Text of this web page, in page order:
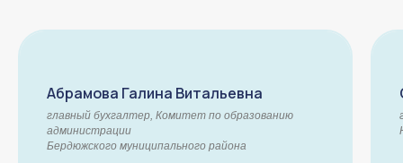
Абрамова Галина Витальевна
главный бухгалтер, Комитет по образованию
администрации
Бердюжского муниципального района